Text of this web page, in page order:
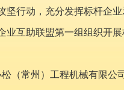
坚行动，充分发挥标杆企
业互助联盟第一组组织开
（常州）工程机械有限